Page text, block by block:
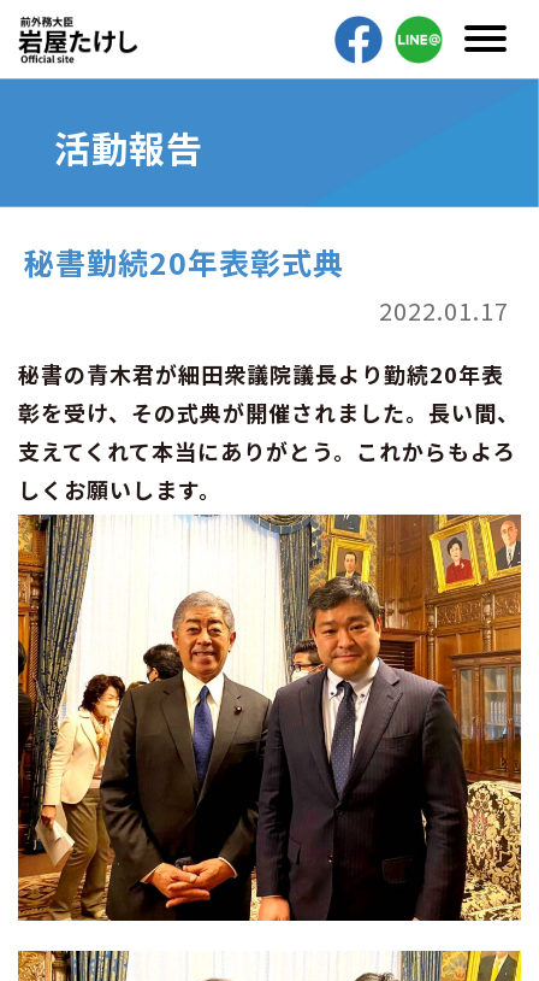
活動報告
秘書勤続20年表彰式典
2022.01.17
秘書の青木君が細田衆議院議長より勤続20年表
彰を受け、その式典が開催されました。長い間、
支えてくれて本当にありがとう。これからもよろ
しくお願いします。